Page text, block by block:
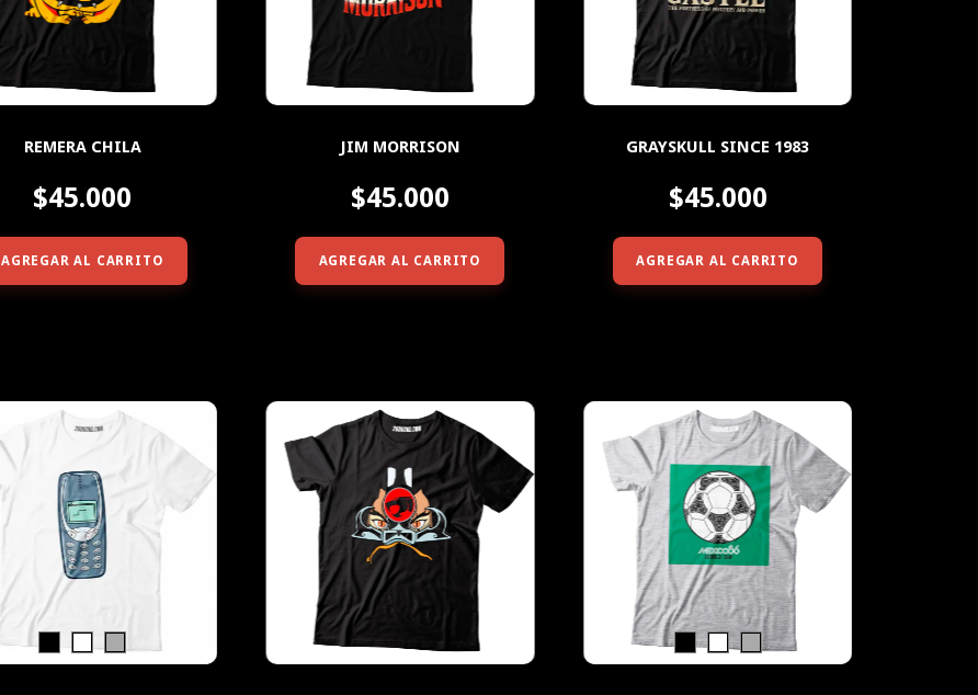
REMERA CHILA
$45.000
AGREGAR AL CARRITO
JIM MORRISON
$45.000
AGREGAR AL CARRITO
GRAYSKULL SINCE 1983
$45.000
AGREGAR AL CARRITO